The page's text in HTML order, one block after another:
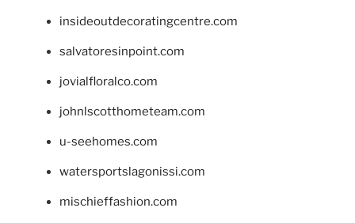
insideoutdecoratingcentre.com
salvatoresinpoint.com
jovialfloralco.com
johnlscotthometeam.com
u-seehomes.com
watersportslagonissi.com
mischieffashion.com